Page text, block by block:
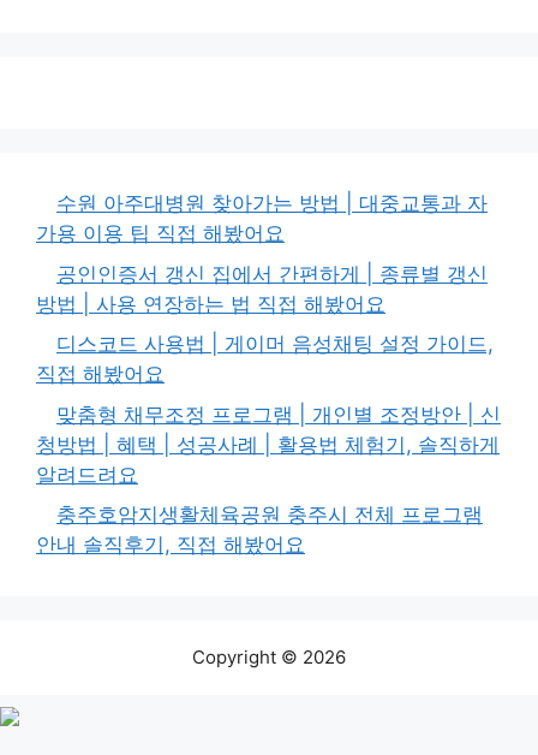
수원 아주대병원 찾아가는 방법 | 대중교통과 자
가용 이용 팁 직접 해봤어요
공인인증서 갱신 집에서 간편하게 | 종류별 갱신
방법 | 사용 연장하는 법 직접 해봤어요
디스코드 사용법 | 게이머 음성채팅 설정 가이드,
직접 해봤어요
맞춤형 채무조정 프로그램 | 개인별 조정방안 | 신
청방법 | 혜택 | 성공사례 | 활용법 체험기, 솔직하게
알려드려요
충주호암지생활체육공원 충주시 전체 프로그램
안내 솔직후기, 직접 해봤어요
Copyright © 2026